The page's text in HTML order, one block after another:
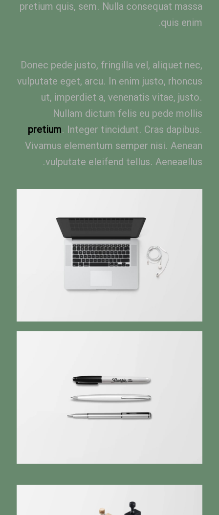
pretium quis, sem. Nulla consequat massa
quis enim.
Donec pede justo, fringilla vel, aliquet nec,
vulputate eget, arcu. In enim justo, rhoncus
ut, imperdiet a, venenatis vitae, justo.
Nullam dictum felis eu pede mollis
pretium. Integer tincidunt. Cras dapibus.
Vivamus elementum semper nisi. Aenean
vulputate eleifend tellus. Aeneaellus.